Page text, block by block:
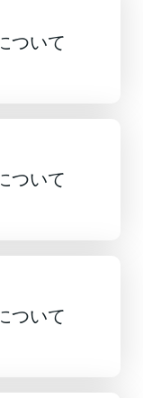
ついて
ついて
ついて